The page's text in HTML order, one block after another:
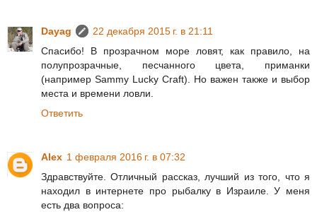
Dayag
22 декабря 2015 г. в 21:11
Спасибо! В прозрачном море ловят, как правило, на
полупрозрачные, песчанного цвета, приманки
(например Sammy Lucky Craft). Но важен также и выбор
места и времени ловли.
Ответить
Alex 1 февраля 2016 г. в 07:32
Здравствуйте. Отличный рассказ, лучший из того, что я
находил в интернете про рыбалку в Израиле. У меня
есть два вопроса: